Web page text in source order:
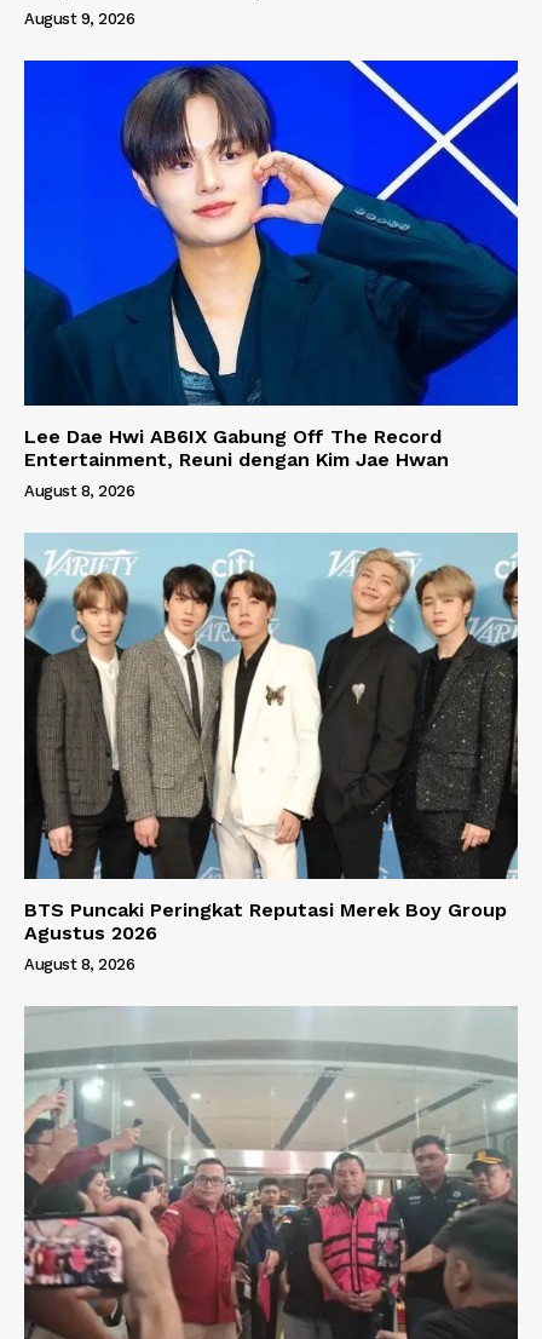
August 9, 2026
Lee Dae Hwi AB6IX Gabung Off The Record
Entertainment, Reuni dengan Kim Jae Hwan
August 8, 2026
BTS Puncaki Peringkat Reputasi Merek Boy Group
Agustus 2026
August 8, 2026